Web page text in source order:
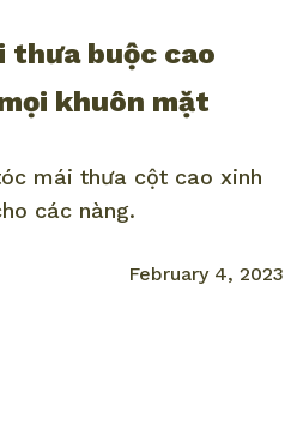
thưa buộc cao
khuôn mặt
mái thưa cột cao xinh
các nàng.
February 4, 2023